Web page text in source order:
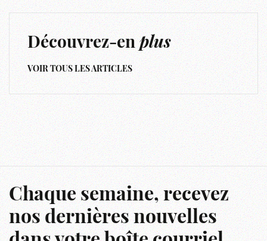
Découvrez-enplus
VOIR TOUS LES ARTICLES
Chaque semaine, recevez
nos dernières nouvelles